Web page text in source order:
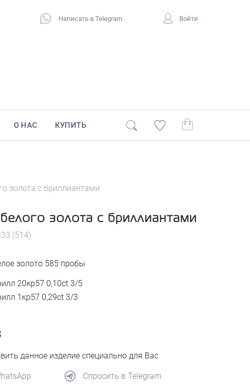
Написать в Telegram Войти
О НАС КУПИТЬ
золота с бриллиантами
золота с бриллиантами
(514)
золото 585 пробы
20кр57 0,10ct 3/5
1кр57 0,29ct 3/3
данное изделие специально для Вас
Спросить в Telegram